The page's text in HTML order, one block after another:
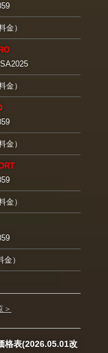
金）
金）
金）
金）
）
＞
格表(2026.05.01改